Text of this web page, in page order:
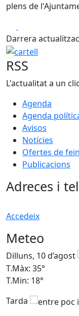
plens de
Darrera
cartell
RSS
L'actualitat a un clic
Agenda
Agenda
Avisos
Notícies
Ofertes de
Publicacions
Adreces i
Accedeix
Meteo
Dilluns, 10 d’agost
T.Màx: 35°
T.Min: 18°
Tarda